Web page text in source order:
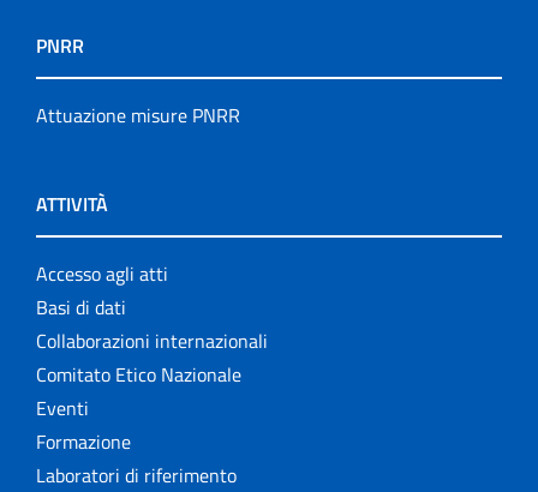
PNRR
Attuazione misure PNRR
ATTIVITÀ
Accesso agli atti
Basi di dati
Collaborazioni internazionali
Comitato Etico Nazionale
Eventi
Formazione
Laboratori di riferimento